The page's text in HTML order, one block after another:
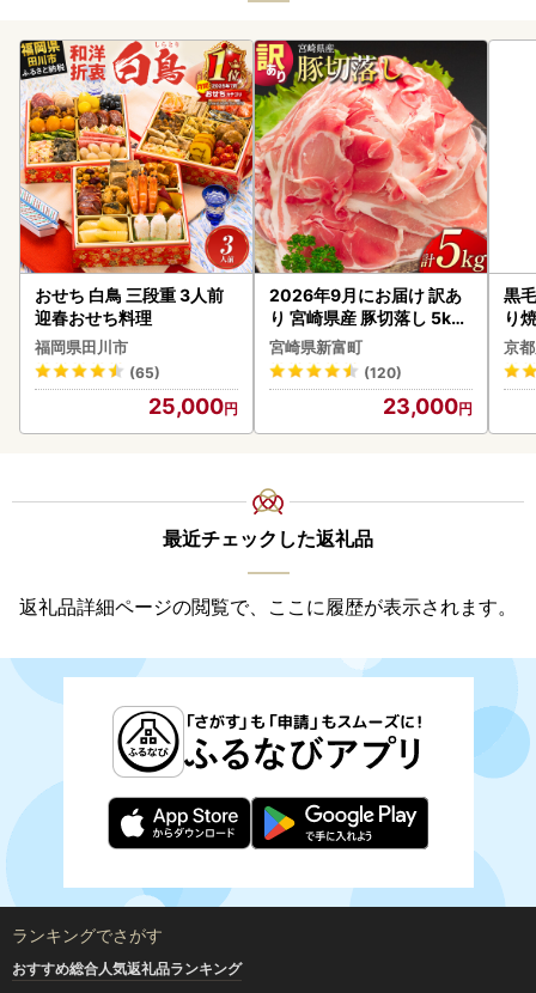
おせち 白鳥 三段重 3人前
迎春おせち料理
福岡県田川市
(65)
25,000
2026年9月にお届け 訳あ
り 宮崎県産 豚切落し 5kg
C325-2506-2609
宮崎県新富町
(120)
23,000
黒
り
京
最近チェックした返礼品
返礼品詳細ページの閲覧で、ここに履歴が表示されます。
ランキングでさがす
おすすめ総合人気返礼品ランキング